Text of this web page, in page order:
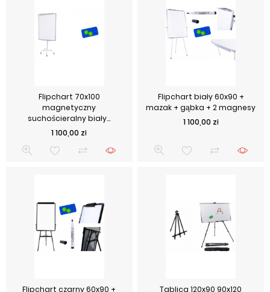
Flipchart 70x100
magnetyczny
suchościeralny biały...
Cena
1 100,00 zł
Flipchart biały 60x90 +
mazak + gąbka + 2 magnesy
Cena
1 100,00 zł
Flipchart czarny 60x90 +
Tablica 120x90 90x120